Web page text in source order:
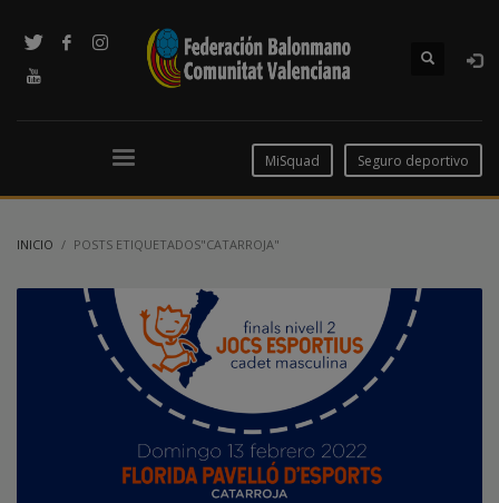
MiSquad Seguro deportivo
INICIO POSTS ETIQUETADOS"CATARROJA"